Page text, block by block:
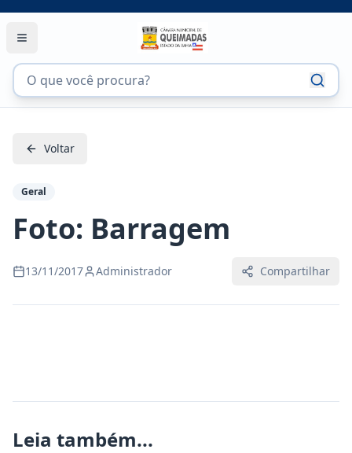
Voltar
Geral
Foto: Barragem
13/11/2017 Administrador Compartilhar
Leia também...